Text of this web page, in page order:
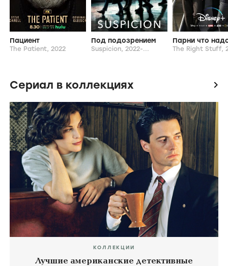
Пациент
The Patient, 2022
Под подозрением
Suspicion, 2022-...
Парни что
The Right Stuff,
Сериал в коллекциях icon
КОЛЛЕКЦИИ
Лучшие американские детективные